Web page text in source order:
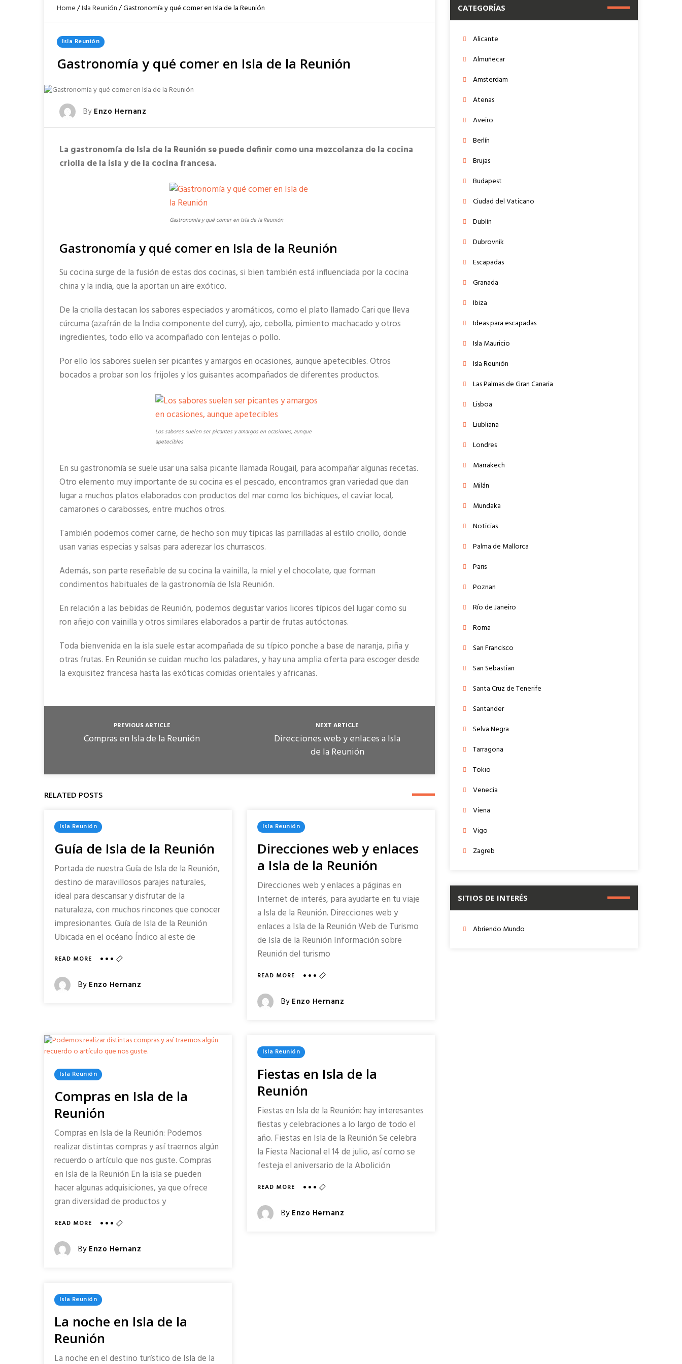
Home/Isla Reunión/Gastronomía y qué comer en Isla de la Reunión
Posted
In
Isla Reunión
Gastronomía y qué comer en Isla de la Reunión
Posted
By Enzo Hernanz
La gastronomía de Isla de la Reunión se puede definir como una mezcolanza de la cocina
criolla de la isla y de la cocina francesa.
Gastronomía y qué comer en Isla de la Reunión
Gastronomía y qué comer en Isla de la Reunión
Su cocina surge de la fusión de estas dos cocinas, si bien también está influenciada por la cocina
china y la india, que la aportan un aire exótico.
De la criolla destacan los sabores especiados y aromáticos, como el plato llamado Cari que lleva
cúrcuma (azafrán de la India componente del curry), ajo, cebolla, pimiento machacado y otros
ingredientes, todo ello va acompañado con lentejas o pollo.
Por ello los sabores suelen ser picantes y amargos en ocasiones, aunque apetecibles. Otros
bocados a probar son los frijoles y los guisantes acompañados de diferentes productos.
Los sabores suelen ser picantes y amargos en ocasiones, aunque
apetecibles
En su gastronomía se suele usar una salsa picante llamada Rougail, para acompañar algunas recetas.
Otro elemento muy importante de su cocina es el pescado, encontramos gran variedad que dan
lugar a muchos platos elaborados con productos del mar como los bichiques, el caviar local,
camarones o carabosses, entre muchos otros.
También podemos comer carne, de hecho son muy típicas las parrilladas al estilo criollo, donde
usan varias especias y salsas para aderezar los churrascos.
Además, son parte reseñable de su cocina la vainilla, la miel y el chocolate, que forman
condimentos habituales de la gastronomía de Isla Reunión.
En relación a las bebidas de Reunión, podemos degustar varios licores típicos del lugar como su
ron añejo con vainilla y otros similares elaborados a partir de frutas autóctonas.
Toda bienvenida en la isla suele estar acompañada de su típico ponche a base de naranja, piña y
otras frutas. En Reunión se cuidan mucho los paladares, y hay una amplia oferta para escoger desde
la exquisitez francesa hasta las exóticas comidas orientales y africanas.
PREVIOUS ARTICLE
Compras en Isla de la Reunión
NEXT ARTICLE
Direcciones web y enlaces a Isla
de la Reunión
RELATED POSTS
Posted
In
Isla Reunión
Guía de Isla de la Reunión
Portada de nuestra Guía de Isla de la Reunión,
destino de maravillosos parajes naturales,
ideal para descansar y disfrutar de la
naturaleza, con muchos rincones que conocer
impresionantes. Guía de Isla de la Reunión
Ubicada en el océano Índico al este de
READ MORE ABOUT
ISLA
Posted
By Enzo Hernanz
Posted
In
Isla Reunión
Direcciones web y enlaces
a Isla de la Reunión
Direcciones web y enlaces a páginas en
Internet de interés, para ayudarte en tu viaje
a Isla de la Reunión. Direcciones web y
enlaces a Isla de la Reunión Web de Turismo
de Isla de la Reunión Información sobre
Reunión del turismo
READ MORE ABOUT
Y
LA
Posted
By Enzo Hernanz
Posted
In
Isla Reunión
Compras en Isla de la
Reunión
Compras en Isla de la Reunión: Podemos
realizar distintas compras y así traernos algún
recuerdo o artículo que nos guste. Compras
en Isla de la Reunión En la isla se pueden
hacer algunas adquisiciones, ya que ofrece
gran diversidad de productos y
READ MORE ABOUT
ISLA
Posted
By Enzo Hernanz
Posted
In
Isla Reunión
Fiestas en Isla de la
Reunión
Fiestas en Isla de la Reunión: hay interesantes
fiestas y celebraciones a lo largo de todo el
año. Fiestas en Isla de la Reunión Se celebra
la Fiesta Nacional el 14 de julio, así como se
festeja el aniversario de la Abolición
READ MORE ABOUT
ISLA
Posted
By Enzo Hernanz
Posted
In
Isla Reunión
La noche en Isla de la
Reunión
La noche en el destino turístico de Isla de la
CATEGORÍAS
Alicante
Almuñecar
Amsterdam
Atenas
Aveiro
Berlín
Brujas
Budapest
Ciudad del Vaticano
Dublín
Dubrovnik
Escapadas
Granada
Ibiza
Ideas para escapadas
Isla Mauricio
Isla Reunión
Las Palmas de Gran Canaria
Lisboa
Liubliana
Londres
Marrakech
Milán
Mundaka
Noticias
Palma de Mallorca
Paris
Poznan
Río de Janeiro
Roma
San Francisco
San Sebastian
Santa Cruz de Tenerife
Santander
Selva Negra
Tarragona
Tokio
Venecia
Viena
Vigo
Zagreb
SITIOS DE INTERÉS
Abriendo Mundo